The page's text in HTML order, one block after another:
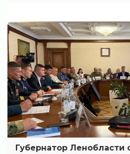
Губернатор Ленобласти